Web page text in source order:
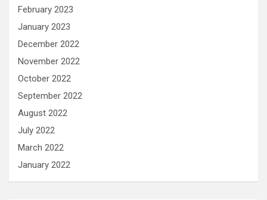
February 2023
January 2023
December 2022
November 2022
October 2022
September 2022
August 2022
July 2022
March 2022
January 2022